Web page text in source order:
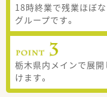
18時終業で残業ほぼ
グループです。
栃木県内メインで展
けます。